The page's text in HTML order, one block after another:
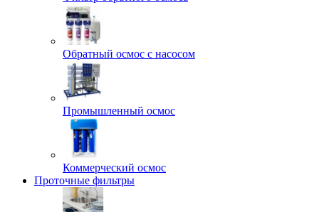
Обратный осмос с насосом
Промышленный осмос
Коммерческий осмос
Проточные фильтры